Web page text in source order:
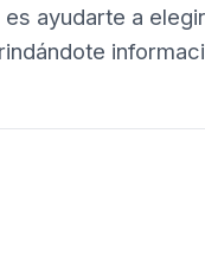
ayudarte a